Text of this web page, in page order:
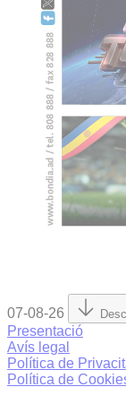
07-08-26
Presentació
Avís legal
Política de
Política de